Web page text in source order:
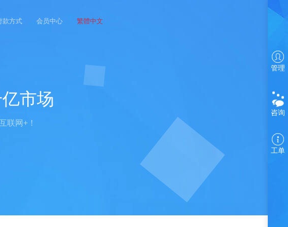
款方式 会员中心 繁體中文
管理
咨询
工单
市场
联网+！